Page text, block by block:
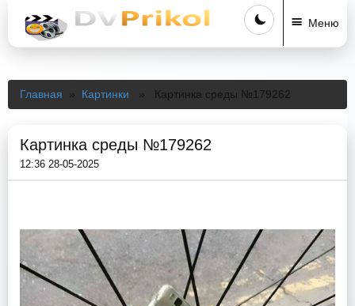
Меню
Главная » Картинки » Картинка среды №179262
Картинка среды №179262
12:36 28-05-2025